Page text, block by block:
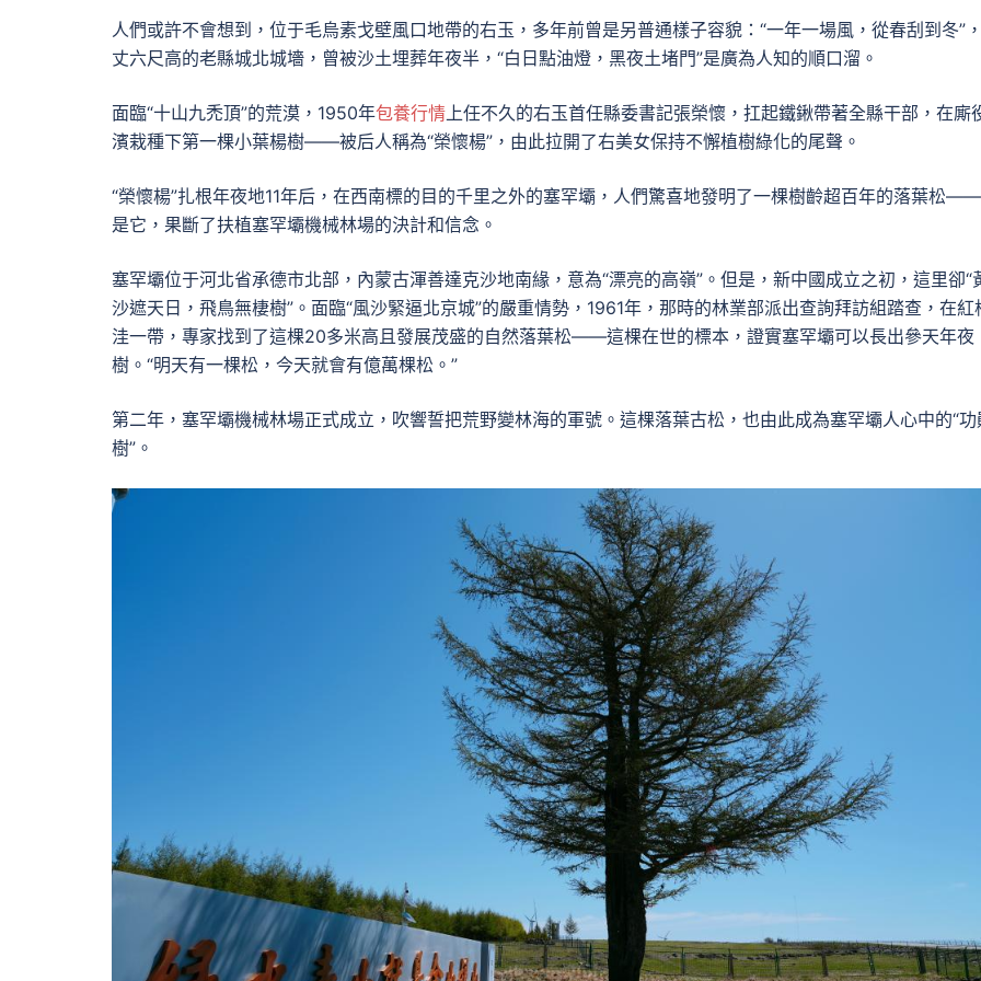
人們或許不會想到，位于毛烏素戈壁風口地帶的右玉，多年前曾是另普通樣子容貌：“一年一場風，從春刮到冬”
丈六尺高的老縣城北城墻，曾被沙土埋葬年夜半，“白日點油燈，黑夜土堵門”是廣為人知的順口溜。
面臨“十山九禿頂”的荒漠，1950年包養行情 上任不久的右玉首任縣委書記張榮懷，扛起鐵鍬帶著全縣干部，在廝
濱栽種下第一棵小葉楊樹——被后人稱為“榮懷楊”，由此拉開了右美女保持不懈植樹綠化的尾聲。
“榮懷楊”扎根年夜地11年后，在西南標的目的千里之外的塞罕壩，人們驚喜地發明了一棵樹齡超百年的落葉松
是它，果斷了扶植塞罕壩機械林場的決計和信念。
塞罕壩位于河北省承德市北部，內蒙古渾善達克沙地南緣，意為“漂亮的高嶺”。但是，新中國成立之初，這里卻“
沙遮天日，飛鳥無棲樹”。面臨“風沙緊逼北京城”的嚴重情勢，1961年，那時的林業部派出查詢拜訪組踏查，在紅
洼一帶，專家找到了這棵20多米高且發展茂盛的自然落葉松——這棵在世的標本，證實塞罕壩可以長出參天年夜
樹。“明天有一棵松，今天就會有億萬棵松。”
第二年，塞罕壩機械林場正式成立，吹響誓把荒野變林海的軍號。這棵落葉古松，也由此成為塞罕壩人心中的“功
樹”。